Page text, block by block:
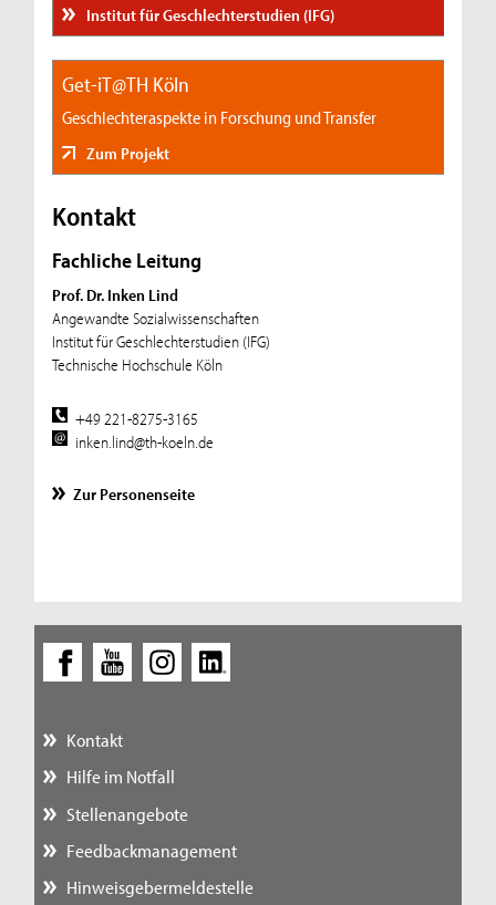
Institut für Geschlechterstudien (IFG)
Get-iT@TH Köln
Geschlechteraspekte in Forschung und Transfer
Zum Projekt
Kontakt
Fachliche Leitung
Prof. Dr. Inken Lind
Angewandte Sozialwissenschaften
Institut für Geschlechterstudien (IFG)
Technische Hochschule Köln
+49 221-8275-3165
inken.lind@th-koeln.de
Zur Personenseite
Kontakt
Hilfe im Notfall
Stellenangebote
Feedbackmanagement
Hinweisgebermeldestelle